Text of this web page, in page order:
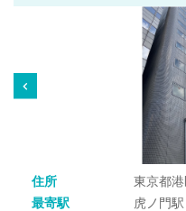
住所
東京都
最寄駅
虎ノ門